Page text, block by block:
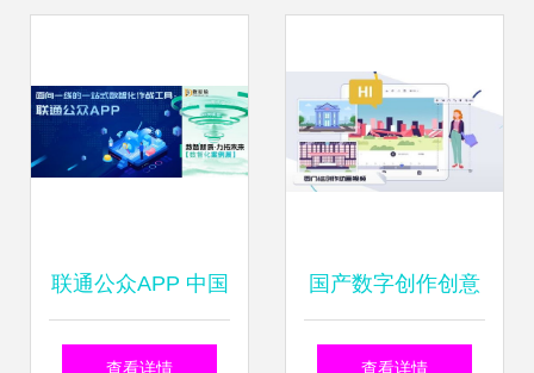
联通公众APP 中国
联通软件研究院打
查看详情
国产数字创作创意
领域之光 来画生态
查看详情